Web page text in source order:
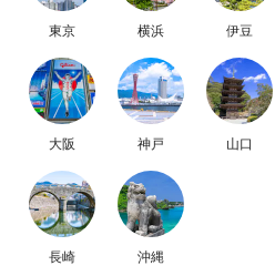
東京 横浜 伊豆
大阪 神戸 山口
長崎 沖縄